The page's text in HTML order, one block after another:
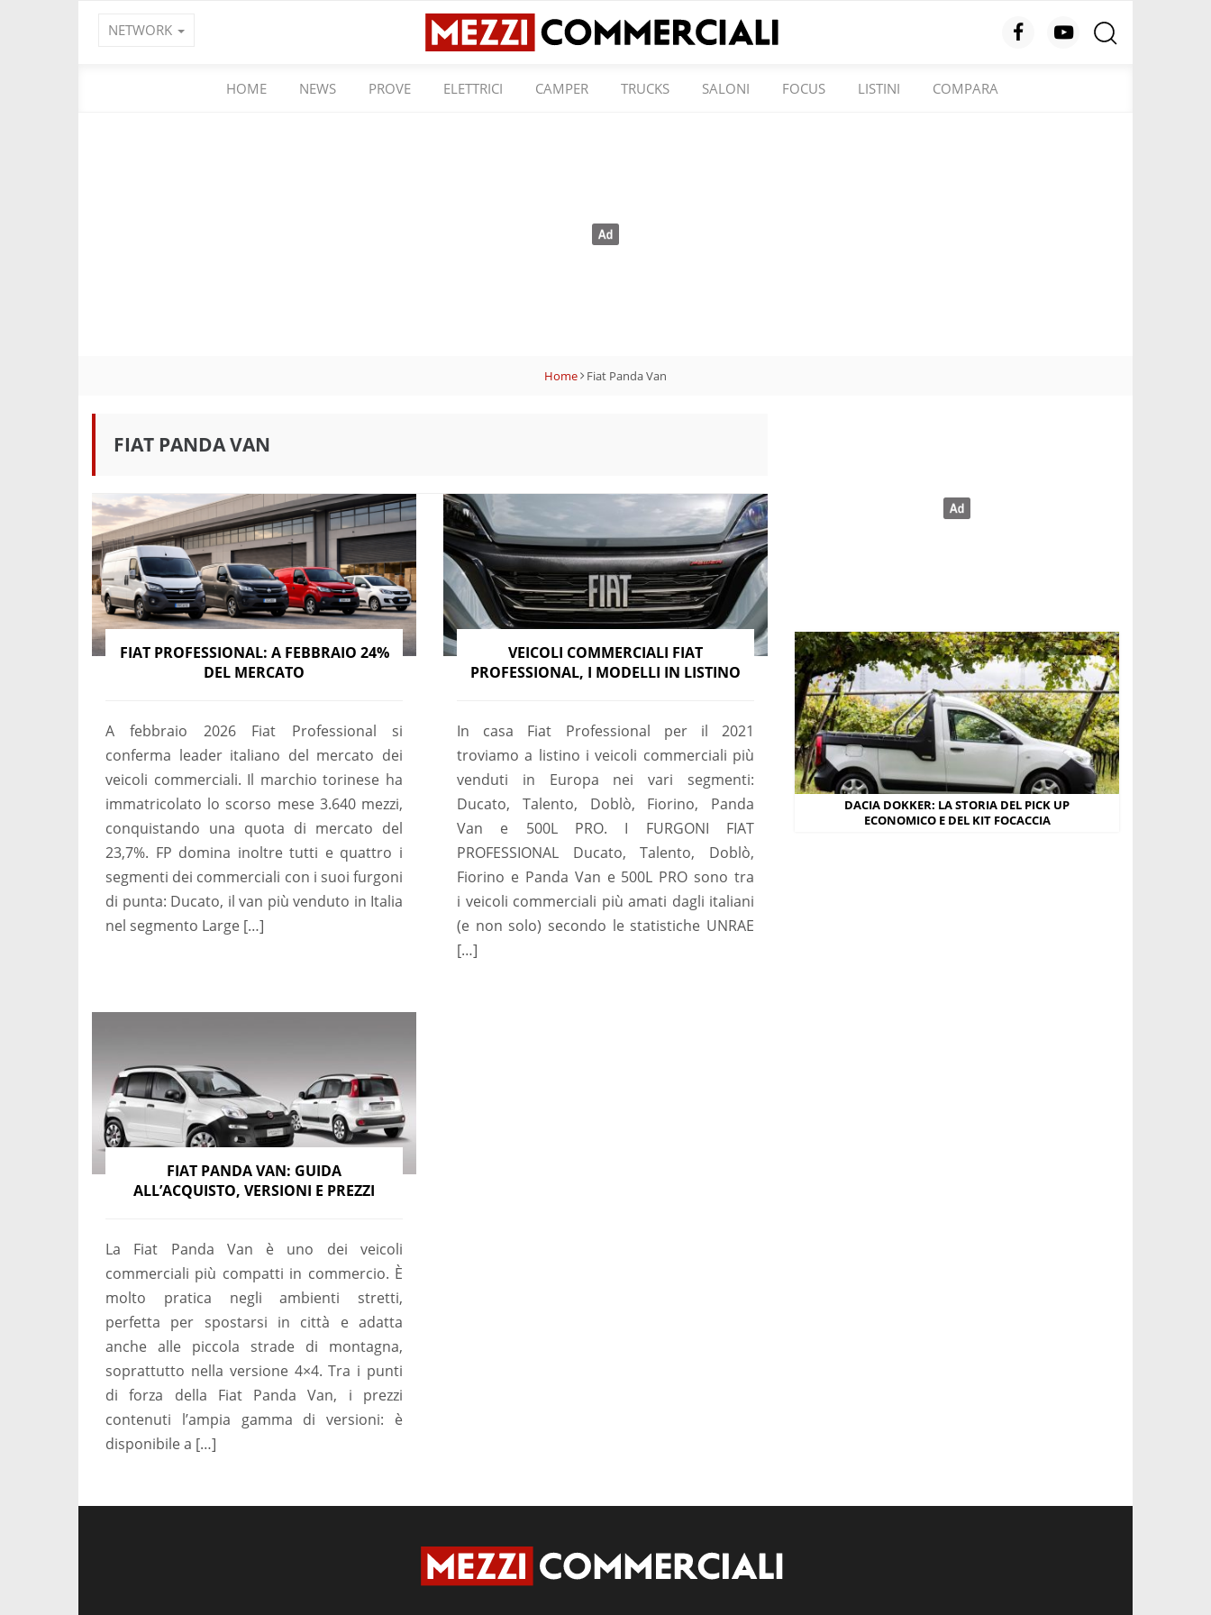
NETWORK
HOME NEWS PROVE ELETTRICI CAMPER TRUCKS SALONI FOCUS LISTINI COMPARA
Home Fiat Panda Van
FIAT PANDA VAN
FIAT PROFESSIONAL: A FEBBRAIO 24%
DEL MERCATO
A febbraio 2026 Fiat Professional si
conferma leader italiano del mercato dei
veicoli commerciali. Il marchio torinese ha
immatricolato lo scorso mese 3.640 mezzi,
conquistando una quota di mercato del
23,7%. FP domina inoltre tutti e quattro i
segmenti dei commerciali con i suoi furgoni
di punta: Ducato, il van più venduto in Italia
nel segmento Large […]
VEICOLI COMMERCIALI FIAT
PROFESSIONAL, I MODELLI IN LISTINO
In casa Fiat Professional per il 2021
troviamo a listino i veicoli commerciali più
venduti in Europa nei vari segmenti:
Ducato, Talento, Doblò, Fiorino, Panda
Van e 500L PRO. I FURGONI FIAT
PROFESSIONAL Ducato, Talento, Doblò,
Fiorino e Panda Van e 500L PRO sono tra
i veicoli commerciali più amati dagli italiani
(e non solo) secondo le statistiche UNRAE
[…]
FIAT PANDA VAN: GUIDA
ALL’ACQUISTO, VERSIONI E PREZZI
La Fiat Panda Van è uno dei veicoli
commerciali più compatti in commercio. È
molto pratica negli ambienti stretti,
perfetta per spostarsi in città e adatta
anche alle piccola strade di montagna,
soprattutto nella versione 4×4. Tra i punti
di forza della Fiat Panda Van, i prezzi
contenuti l’ampia gamma di versioni: è
disponibile a […]
DACIA DOKKER: LA STORIA DEL PICK UP
ECONOMICO E DEL KIT FOCACCIA